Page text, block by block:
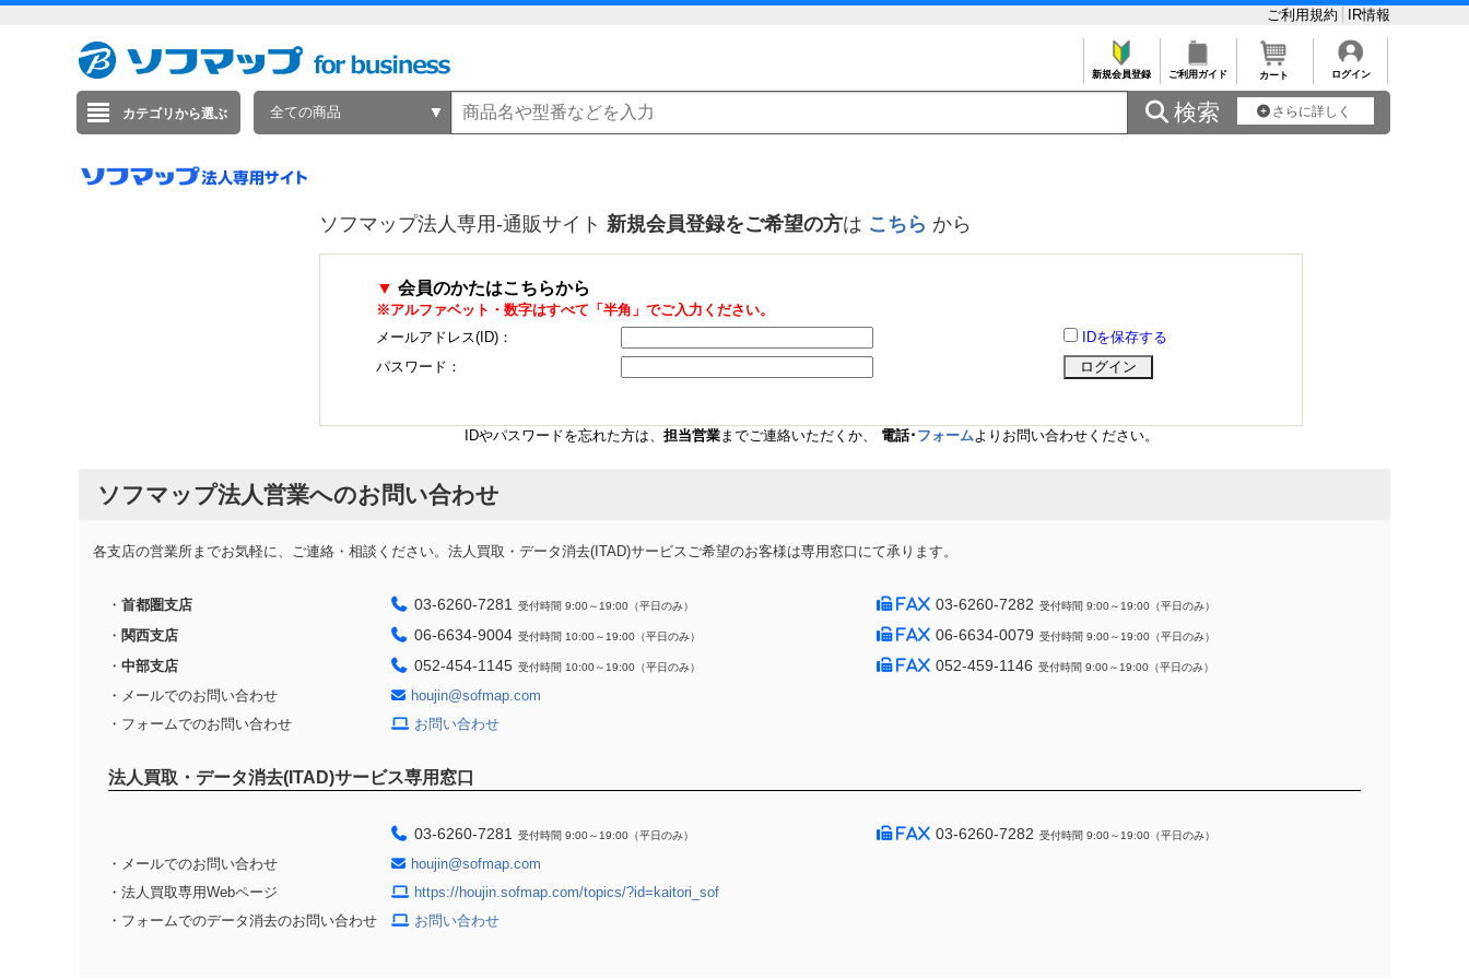
ご利用規約 IR情報
新規会員登録 ご利用ガイド カート ログイン
カテゴリから選ぶ 全ての商品  検索 さらに詳しく
ソフマップ法人専用-通販サイト 新規会員登録をご希望の方は こちら から
▼ 会員のかたはこちらから
※アルファベット・数字はすべて「半角」でご入力ください。
メールアドレス(ID)：
IDを保存する
パスワード：
IDやパスワードを忘れた方は、 担当営業までご連絡いただくか、 電話･ フォームよりお問い合わせください。
ソフマップ法人営業へのお問い合わせ
各支店の営業所までお気軽に、ご連絡・相談ください。法人買取・データ消去(ITAD)サービスご希望のお客様は専用窓口にて承ります。
・ 首都圏支店 03-6260-7281 受付時間 9:00～19:00（平日のみ） 03-6260-7282 受付時間 9:00～19:00（平日のみ）
・ 関西支店 06-6634-9004 受付時間 10:00～19:00（平日のみ） 06-6634-0079 受付時間 9:00～19:00（平日のみ）
・ 中部支店 052-454-1145 受付時間 10:00～19:00（平日のみ） 052-459-1146 受付時間 9:00～19:00（平日のみ）
・メールでのお問い合わせ
houjin@sofmap.com
・フォームでのお問い合わせ
お問い合わせ
法人買取・データ消去(ITAD)サービス専用窓口
03-6260-7281 受付時間 9:00～19:00（平日のみ） 03-6260-7282 受付時間 9:00～19:00（平日のみ）
・メールでのお問い合わせ
houjin@sofmap.com
・法人買取専用Webページ
https://houjin.sofmap.com/topics/?id=kaitori_sof
・フォームでのデータ消去のお問い合わせ
お問い合わせ